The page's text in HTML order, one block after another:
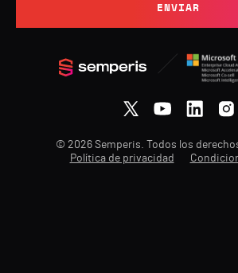
ENVIAR
© 2026 Semperis. Todos los
Política de privacidad